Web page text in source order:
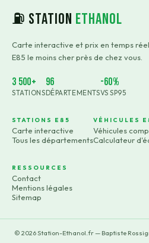
⛽ Station Ethanol
Carte interactive et prix en temps
E85 le moins cher près de chez vous.
3 500+
STATIONS
96
DÉPARTEMENTS
-60%
VS SP95
STATIONS E85
Carte interactive
Tous les départements
VÉHICULES
Véhicules
Calculateur
RESSOURCES
Contact
Mentions légales
Sitemap
© 2026Station-Ethanol.fr — Baptiste